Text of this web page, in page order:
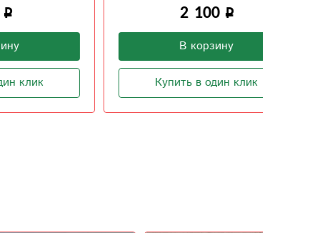
В корзину
Купить в один клик